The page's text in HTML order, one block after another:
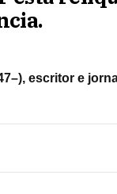
escritor e